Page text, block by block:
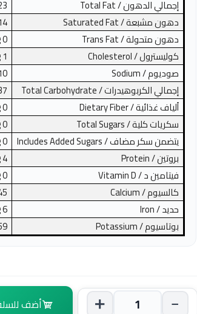
إجمالي الدهون /Total Fat
دهون مشبعة /Saturated Fat
دهون متحولة /Trans Fat
0
كوليسترول /Cholesterol
1
صوديوم /Sodium
إجمالي الكربوهيدرات /Total Carbohydrate
ألياف غذائية /Dietary Fiber
0
سكريات كلية /Total Sugars
0
يتضمن سكر مضاف /Includes Added Sugars
0
بروتين /Protein
4
فيتامين د /Vitamin D
0
كالسيوم /Calcium
حديد /Iron
6
بوتاسيوم /Potassium
أضف